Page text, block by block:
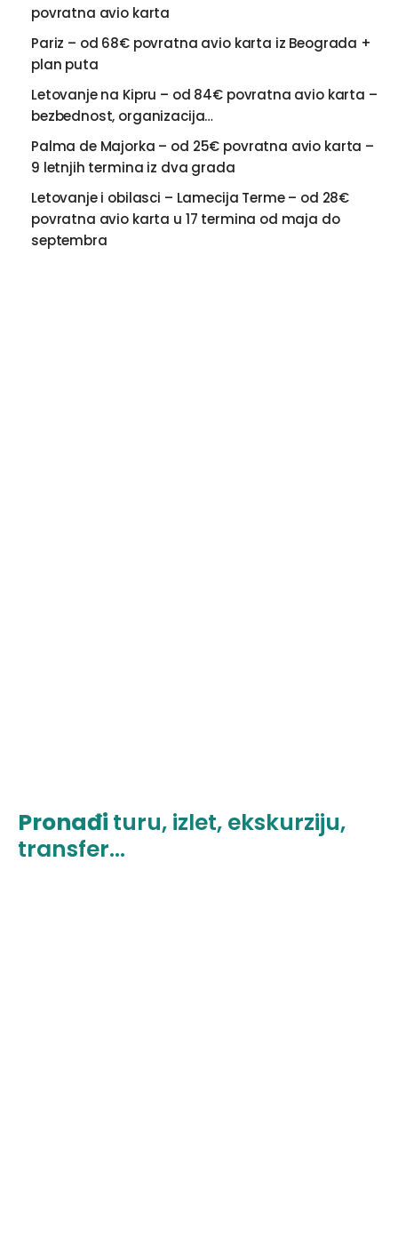
povratna avio karta
Pariz – od 68€ povratna avio karta iz Beograda +
plan puta
Letovanje na Kipru – od 84€ povratna avio karta –
bezbednost, organizacija…
Palma de Majorka – od 25€ povratna avio karta –
9 letnjih termina iz dva grada
Letovanje i obilasci – Lamecija Terme – od 28€
povratna avio karta u 17 termina od maja do
septembra
Pronađi turu, izlet, ekskurziju,
transfer...